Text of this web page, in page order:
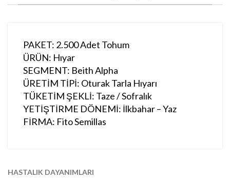
PAKET: 2.500 Adet Tohum
ÜRÜN: Hıyar
SEGMENT: Beith Alpha
ÜRETİM TİPİ: Oturak Tarla Hıyarı
TÜKETİM ŞEKLİ: Taze / Sofralık
YETİŞTİRME DÖNEMİ: İlkbahar – Yaz
FİRMA: Fito Semillas
HASTALIK DAYANIMLARI